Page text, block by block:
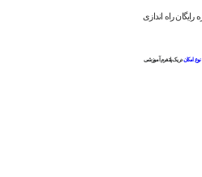
رایگان راه اندازی
در یک پلتفرم آموزشی